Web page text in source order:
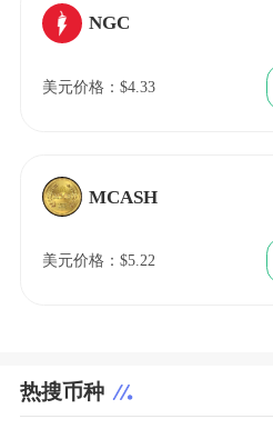
NGC
美元价格：$4.33
MCASH
美元价格：$5.22
热搜币种